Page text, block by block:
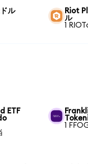
ル
Riot
ル
1
ETF
1